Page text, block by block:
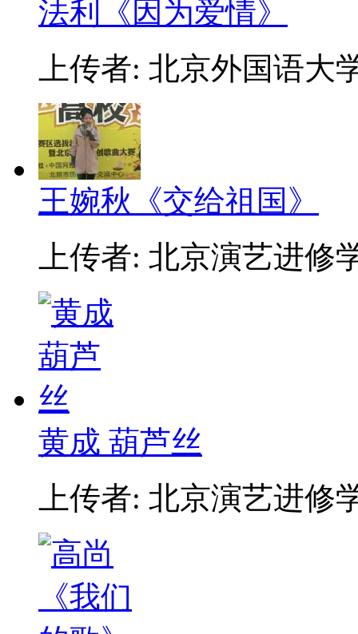
法利《因为爱情》
上传者: 北京外国语大
王婉秋《交给祖国》
上传者: 北京演艺进修
黄成 葫芦丝
上传者: 北京演艺进修